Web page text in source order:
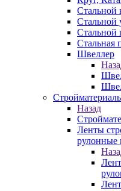
Стальной
Стальной
Стальной
Стальная
Швеллер
Назад
Ленты
рулонные